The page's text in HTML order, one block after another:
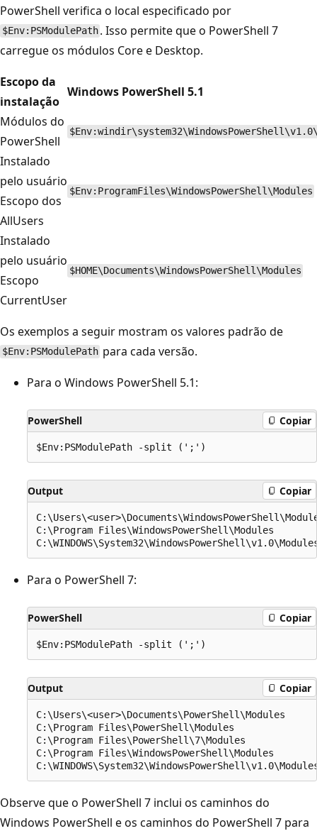
PowerShell verifica o local especificado por
$Env:PSModulePath . Isso permite que o PowerShell 7
carregue os módulos Core e Desktop.
Escopo da
instalação
Windows PowerShell 5.1
Módulos do
PowerShell
Instalado
pelo usuário
Escopo dos
AllUsers
$Env:ProgramFiles\WindowsPowerShell\Modules
Instalado
pelo usuário
Escopo
CurrentUser
$HOME\Documents\WindowsPowerShell\Modules
Os exemplos a seguir mostram os valores padrão de
$Env:PSModulePath para cada versão.
Para o Windows PowerShell 5.1:
PowerShell Copiar
Output Copiar
C:\Program Files\WindowsPowerShell\Modules
Para o PowerShell 7:
PowerShell Copiar
Output Copiar
C:\Users\<user>\Documents\PowerShell\Modules
C:\Program Files\PowerShell\Modules
C:\Program Files\PowerShell\7\Modules
C:\Program Files\WindowsPowerShell\Modules
Observe que o PowerShell 7 inclui os caminhos do
Windows PowerShell e os caminhos do PowerShell 7 para